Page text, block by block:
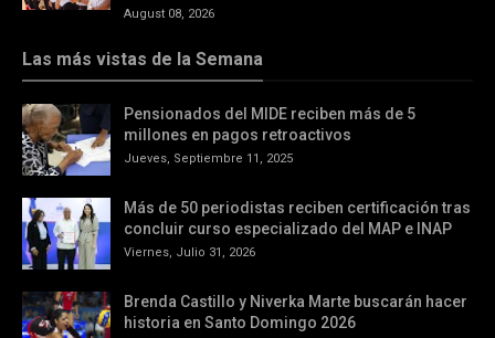
August 08, 2026
Las más vistas de la Semana
Pensionados del MIDE reciben más de 5
millones en pagos retroactivos
Jueves, Septiembre 11, 2025
Más de 50 periodistas reciben certificación tras
concluir curso especializado del MAP e INAP
Viernes, Julio 31, 2026
Brenda Castillo y Niverka Marte buscarán hacer
historia en Santo Domingo 2026